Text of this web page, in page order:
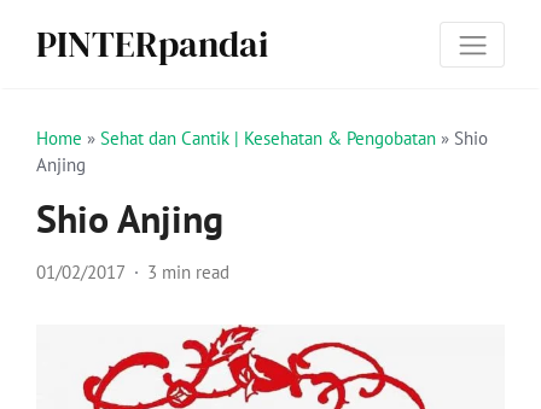
PINTERpandai
Home » Sehat dan Cantik | Kesehatan & Pengobatan » Shio
Anjing
Shio Anjing
01/02/2017 3 min read